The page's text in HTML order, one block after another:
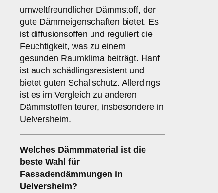
umweltfreundlicher Dämmstoff, der
gute Dämmeigenschaften bietet. Es
ist diffusionsoffen und reguliert die
Feuchtigkeit, was zu einem
gesunden Raumklima beiträgt. Hanf
ist auch schädlingsresistent und
bietet guten Schallschutz. Allerdings
ist es im Vergleich zu anderen
Dämmstoffen teurer, insbesondere in
Uelversheim.
Welches Dämmmaterial ist die
beste Wahl für
Fassadendämmungen in
Uelversheim?